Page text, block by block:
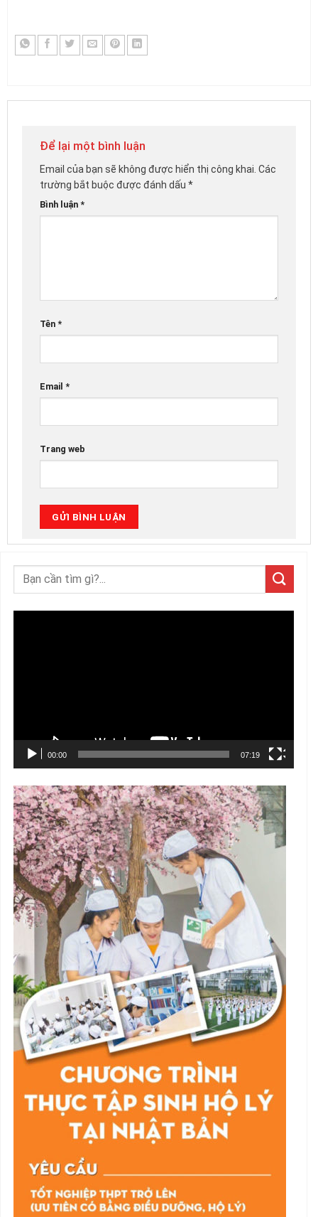
Để lại một bình luận
Email của bạn sẽ không được hiển thị công khai. Các
trường bắt buộc được đánh dấu *
Bình luận *
Tên *
Email *
Trang web
00:00 07:19